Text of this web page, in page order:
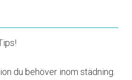
du behöver inom städning.